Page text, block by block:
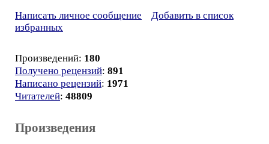
Написать личное сообщение
Добавить в список
избранных
Произведений: 180
Получено рецензий: 891
Написано рецензий: 1971
Читателей: 48809
Произведения